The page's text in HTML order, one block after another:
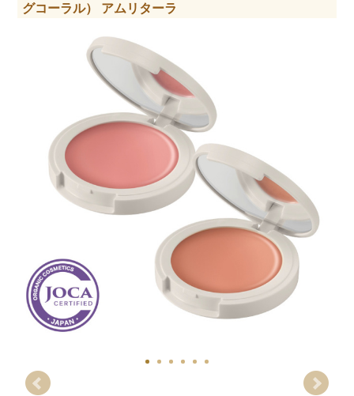
グコーラル） アムリターラ